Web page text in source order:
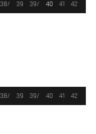
38/ 39 39/ 40 41 42
38/ 39 39/ 40 41 42